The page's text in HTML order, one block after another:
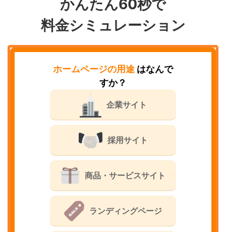
かんたん60秒で
料金シミュレーション
ホームページの用途 はなんで
すか？
企業サイト
採用サイト
商品・サービスサイト
ランディングページ